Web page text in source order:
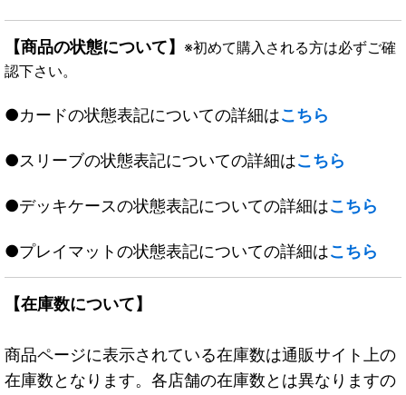
【商品の状態について】 ※初めて購入される方は必ずご確
認下さい。
●カードの状態表記についての詳細はこちら
●スリーブの状態表記についての詳細はこちら
●デッキケースの状態表記についての詳細はこちら
●プレイマットの状態表記についての詳細はこちら
【在庫数について】
商品ページに表示されている在庫数は通販サイト上の
在庫数となります。各店舗の在庫数とは異なりますの